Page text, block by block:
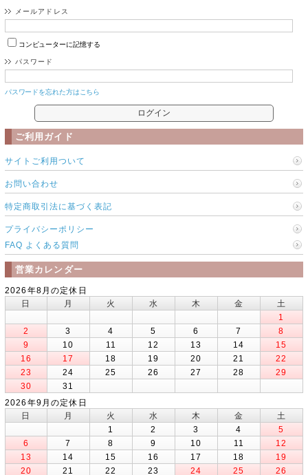
メールアドレス
コンピューターに記憶する
パスワード
パスワードを忘れた方はこちら
ご利用ガイド
サイトご利用ついて
お問い合わせ
特定商取引法に基づく表記
プライバシーポリシー
FAQ よくある質問
営業カレンダー
2026年8月の定休日
日
月 火 水 木 金
土
1
2
3 4 5 6 7
8
9
10 11 12 13 14
15
16
17 18 19 20 21
22
23
24 25 26 27 28
29
30
31
2026年9月の定休日
日
月 火 水 木 金
土
1
2 3 4
5
6
7 8 9 10 11
12
13
14 15 16 17 18
19
20
21 22 23 24 25 26